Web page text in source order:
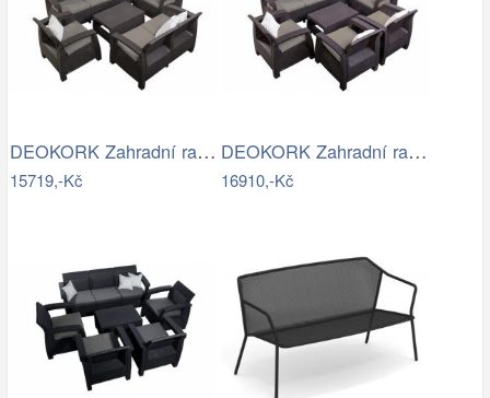
DEOKORK Zahradní ratanová sestava …
15719,-Kč
DEOKORK Zahradní ratanová sestava…
16910,-Kč